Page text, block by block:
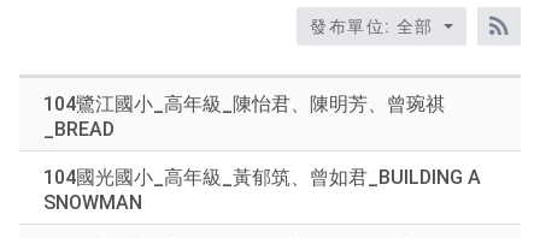
Enter
發布單位: 全部
104鷺江國小_高年級_陳怡君、陳明芳、曾琬祺
_BREAD
104國光國小_高年級_黃郁筑、曾如君_BUILDING A
SNOWMAN